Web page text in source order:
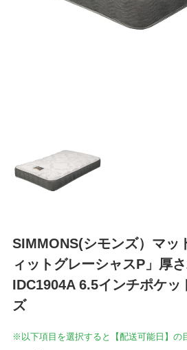
SIMMONS(シモンズ）マッ
ィットグレーシャスP」厚
IDC1904A 6.5インチポケッ
ズ
※以下項目を選択すると【配送可能日】の